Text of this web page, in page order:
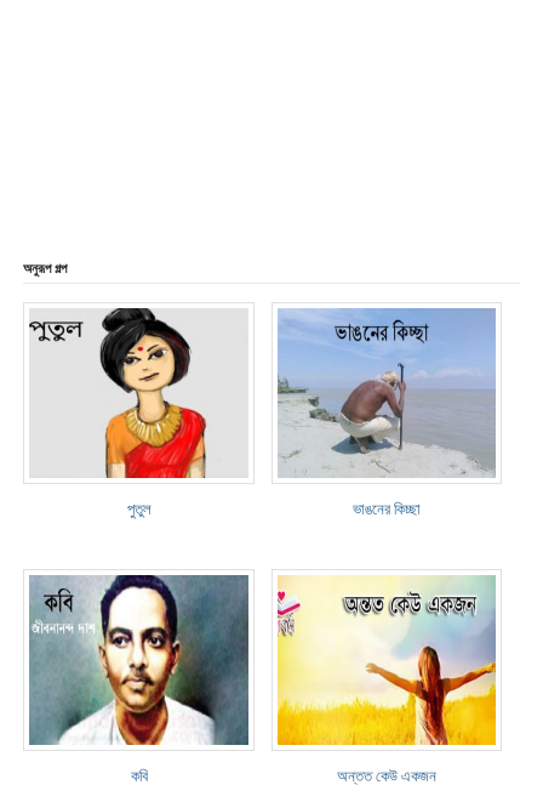
অনুরূপ গল্প
পুতুল ভাঙনের কিচ্ছা
কবি অন্তত কেউ একজন